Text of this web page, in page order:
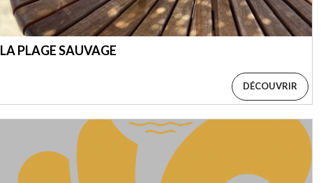
LA PLAGE SAUVAGE
DÉCOUVRIR